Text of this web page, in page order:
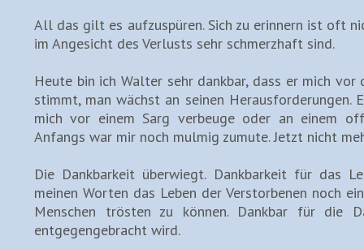
All das gilt es aufzuspüren. Sich zu erinnern ist oft
im Angesicht des Verlusts sehr schmerzhaft sind.
Heute bin ich Walter sehr dankbar, dass er mich
stimmt, man wächst an seinen Herausforderungen.
mich vor einem Sarg verbeuge oder an einem
Anfangs war mir noch mulmig zumute. Jetzt nicht
Die Dankbarkeit überwiegt. Dankbarkeit für das
meinen Worten das Leben der Verstorbenen noch
Menschen trösten zu können. Dankbar für die
entgegengebracht wird.